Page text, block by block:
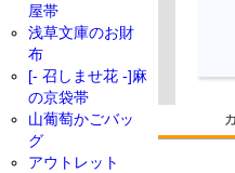
屋帯
浅草文庫のお財
布
[- 召しませ花 -]麻
の京袋帯
山葡萄かごバッ
グ
アウトレット